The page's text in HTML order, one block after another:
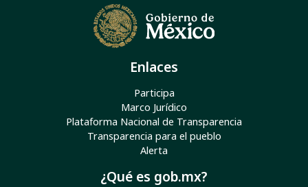
Enlaces
Participa
Marco Jurídico
Plataforma Nacional de Transparencia
Transparencia para el pueblo
Alerta
¿Qué es gob.mx?